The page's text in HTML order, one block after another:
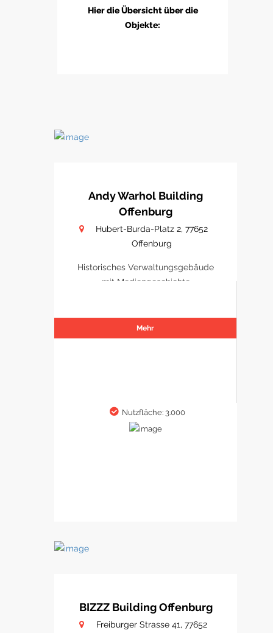
Hier die Übersicht über die
Objekte:
Andy Warhol Building
Offenburg
Hubert-Burda-Platz 2, 77652
Offenburg
Historisches Verwaltungsgebäude
mit Mediengeschichte
Mehr
Nutzfläche: 3.000
BIZZZ Building Offenburg
Freiburger Strasse 41, 77652